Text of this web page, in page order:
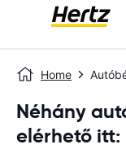
Home
Néhány
elérhető itt: